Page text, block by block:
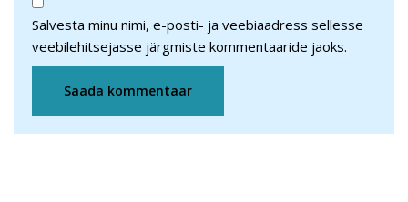
Salvesta minu nimi, e-posti- ja veebiaadress sellesse
veebilehitsejasse järgmiste kommentaaride jaoks.